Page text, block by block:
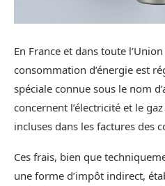
En France et dans toute
consommation d’énergie est
spéciale connue sous le nom
concernent l’électricité et le
incluses dans les factures des
Ces frais, bien que
une forme d’impôt indirect,